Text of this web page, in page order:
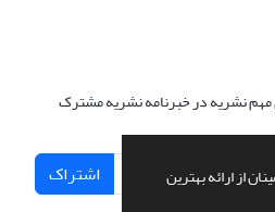
از ارائه بهترین
مهم نشریه در خبرنامه نشریه مشترک
اشتراک